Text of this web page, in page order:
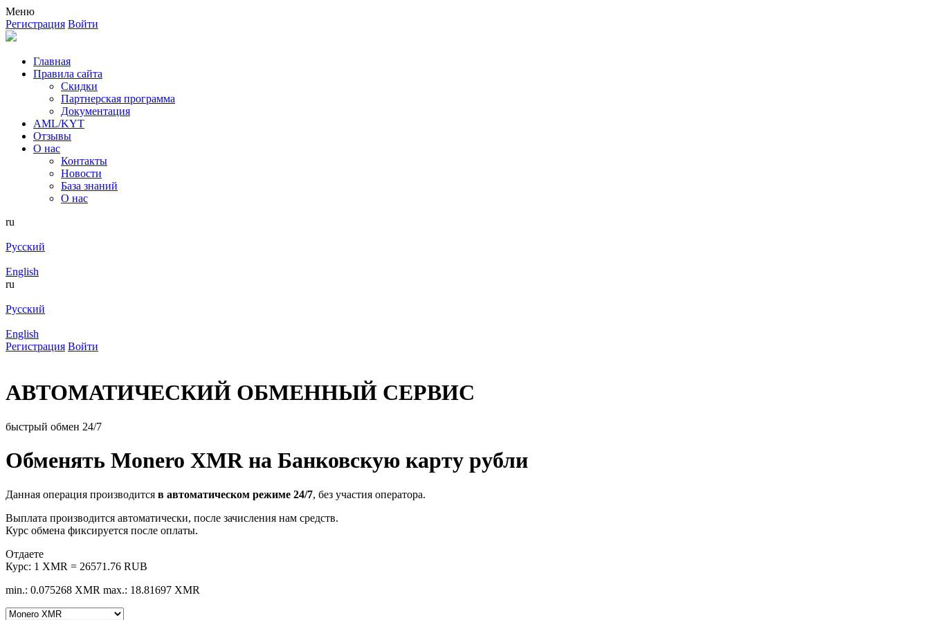
Меню
Регистрация Войти
Главная
Правила сайта
Скидки
Партнерская программа
Документация
AML/KYT
Отзывы
О нас
Контакты
Новости
База знаний
О нас
ru
Русский
English
ru
Русский
English
Регистрация Войти
АВТОМАТИЧЕСКИЙ ОБМЕННЫЙ СЕРВИС
быстрый обмен 24/7
Обменять Monero XMR на Банковскую карту рубли
Данная операция производится в автоматическом режиме 24/7, без участия оператора.
Выплата производится автоматически, после зачисления нам средств.
Курс обмена фиксируется после оплаты.
Отдаете
Курс: 1 XMR = 26571.76 RUB
min.: 0.075268 XMR max.: 18.81697 XMR